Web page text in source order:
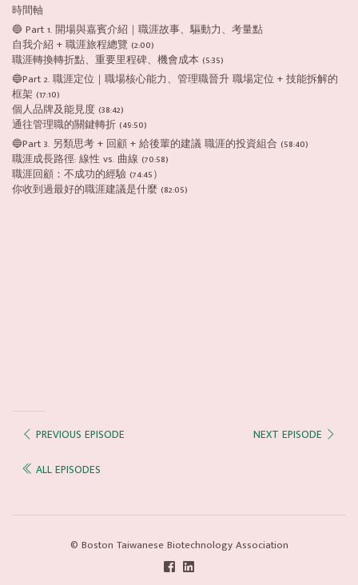
時間軸
🔵 Part 1. 開場與嘉賓介紹｜職涯故事、驅動力、考量點
自我介紹 + 職涯旅程總覽 (2:00)
職涯轉換轉折點、重要里程碑、機會成本 (5:35)
🔵Part 2. 職涯定位｜職場核心能力、管理職晉升 職場定位 + 技能拆解的
框架 (17:10)
個人品牌及能見度 (38:42)
通往管理職的關鍵轉折 (49:50)
🔵Part 3. 另類思考 + 回顧 + 給後輩的建議 職涯的投資組合 (58:40)
職涯成長路徑: 線性 vs. 曲線 (70:58)
職涯回顧：不成功的經驗 (74:45）
你收到過最好的職涯建議是什麼 (82:05)
PREVIOUS EPISODE
NEXT EPISODE
ALL EPISODES
© Boston Taiwanese Biotechnology Association